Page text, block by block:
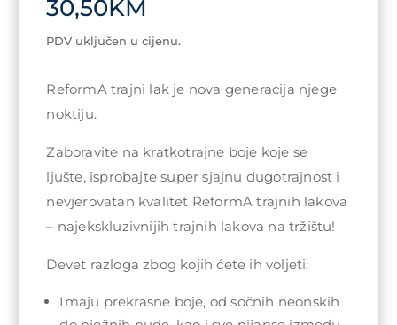
30,50KM
PDV uključen u cijenu.
ReformA trajni lak je nova generacija njege
noktiju.
Zaboravite na kratkotrajne boje koje se
ljušte, isprobajte super sjajnu dugotrajnost i
nevjerovatan kvalitet ReformA trajnih lakova
– najekskluzivnijih trajnih lakova na tržištu!
Devet razloga zbog kojih ćete ih voljeti:
Imaju prekrasne boje, od sočnih neonskih